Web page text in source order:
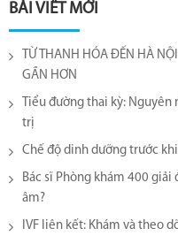
BÀI VIẾT MỚI
TỪ THANH HÓA ĐẾN HÀ
GẦN HƠN
Tiểu đường thai kỳ: Nguyên
trị
Chế độ dinh dưỡng trước
Bác sĩ Phòng khám 400
âm?
IVF liên kết: Khám và theo